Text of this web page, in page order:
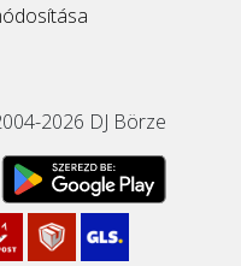
2026 DJ Börze